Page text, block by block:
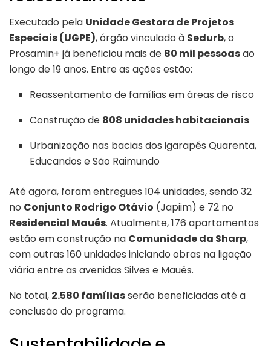
Executado pela Unidade Gestora de Projetos
Especiais (UGPE), órgão vinculado à Sedurb, o
Prosamin+ já beneficiou mais de 80 mil pessoasao
longo de 19 anos. Entre as ações estão:
Reassentamento de famílias em áreas de risco
Construção de 808 unidades habitacionais
Urbanização nas bacias dos igarapés Quarenta,
Educandos e São Raimundo
Até agora, foram entregues 104 unidades, sendo 32
no Conjunto Rodrigo Otávio (Japiim) e 72 no
Residencial Maués. Atualmente, 176 apartamentos
estão em construção na Comunidade da Sharp,
com outras 160 unidades iniciando obras na ligação
viária entre as avenidas Silves e Maués.
No total, 2.580 famíliasserão beneficiadas até a
conclusão do programa.